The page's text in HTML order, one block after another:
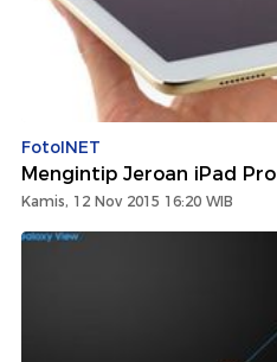
FotoINET
Mengintip Jeroan iPad Pro
Kamis, 12 Nov 2015 16:20 WIB